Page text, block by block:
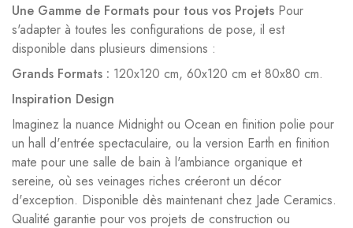
Une Gamme de Formats pour tous vos Projets Pour
s'adapter à toutes les configurations de pose, il est
disponible dans plusieurs dimensions :
Grands Formats : 120x120 cm, 60x120 cm et 80x80 cm.
Inspiration Design
Imaginez la nuance Midnight ou Ocean en finition polie pour
un hall d'entrée spectaculaire, ou la version Earth en finition
mate pour une salle de bain à l'ambiance organique et
sereine, où ses veinages riches créeront un décor
d'exception. Disponible dès maintenant chez Jade Ceramics.
Qualité garantie pour vos projets de construction ou